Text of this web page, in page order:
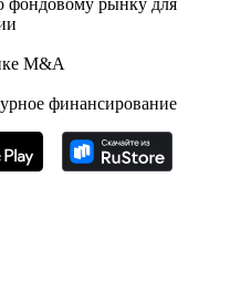
M&A
финансирование